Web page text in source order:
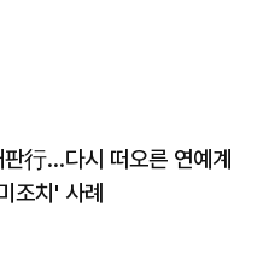
판行…다시 떠오른 연예계
조치' 사례